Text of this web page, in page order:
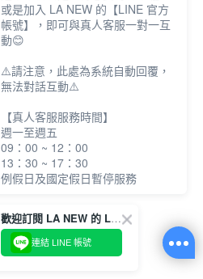
歡迎訂閱 LA NEW 的 LINE 官方帳號
連結 LINE 帳號
或是加入 LA NEW 的【LINE 官方
帳號】，即可與真人客服一對一互
動😊
⚠️請注意，此處為系統自動回覆，
無法對話互動⚠️
【真人客服服務時間】
週一至週五
09：00 ~ 12：00
13：30 ~ 17：30
例假日及國定假日暫停服務